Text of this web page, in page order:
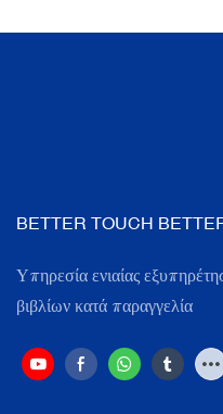
BETTER TOUCH
Υπηρεσία ενιαίας
βιβλίων κατά παραγγελία